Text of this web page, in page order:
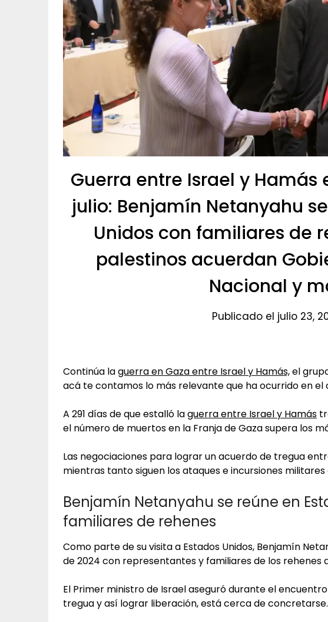
Guerra entre Israel y Hamás
julio: Benjamín Netanyahu
Unidos con familiares de
palestinos acuerdan
Nacional y
Publicado el julio 23,
Continúa laguerra en Gaza entre Israel y Hamás,el
acá te contamos lo más relevante que ha ocurrido en el
A 291 días de que estalló laguerra entre Israel y Hamás
el número de muertos en la Franja de Gaza supera los
Las negociaciones para lograr un acuerdo de tregua
mientras tanto siguen los ataques e incursiones militares
Benjamín Netanyahu se reúne en
familiares de rehenes
Como parte de su visita a Estados Unidos, Benjamín
de 2024 con representantes y familiares de los rehenes
El Primer ministro de Israel aseguró durante el
tregua y así lograr liberación, está cerca de concretarse.